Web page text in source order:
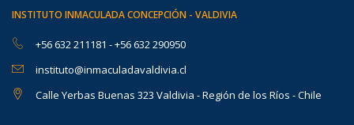
INSTITUTO INMACULADA CONCEPCIÓN - VALDIVIA
+56 632 211181 -+56 632 290950
instituto@inmaculadavaldivia.cl
Calle Yerbas Buenas 323 Valdivia - Región de los Ríos - Chile